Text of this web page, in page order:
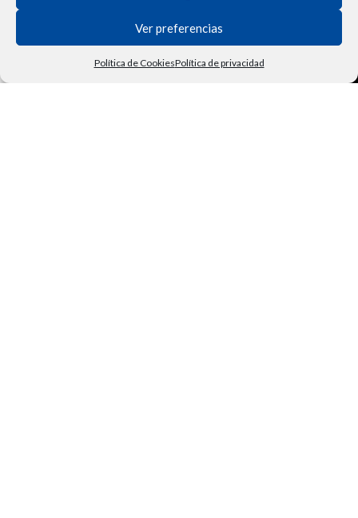
Ver preferencias
Política de CookiesPolítica de privacidad
Términos y Condiciones
Derecho de Desisitimiento
Política de Privacidad
CarritoMi cuentaVehículo